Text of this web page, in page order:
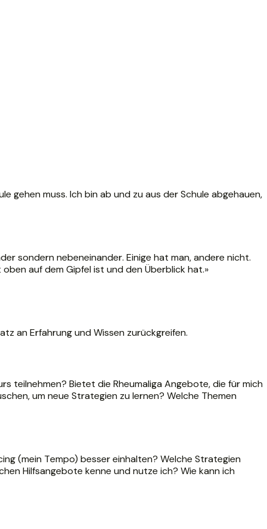
gehen muss. Ich bin ab und zu aus der Schule abgehauen,
sondern nebeneinander. Einige hat man, andere nicht.
auf dem Gipfel ist und den Überblick hat.»
an Erfahrung und Wissen zurückgreifen.
teilnehmen? Bietet die Rheumaliga Angebote, die für mich
um neue Strategien zu lernen? Welche Themen
(mein Tempo) besser einhalten? Welche Strategien
Hilfsangebote kenne und nutze ich? Wie kann ich